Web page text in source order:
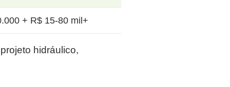
+ R$ 15-80 mil+
hidráulico,